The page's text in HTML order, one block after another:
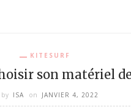
KITESURF
son matériel
by ISA on JANVIER 4, 2022